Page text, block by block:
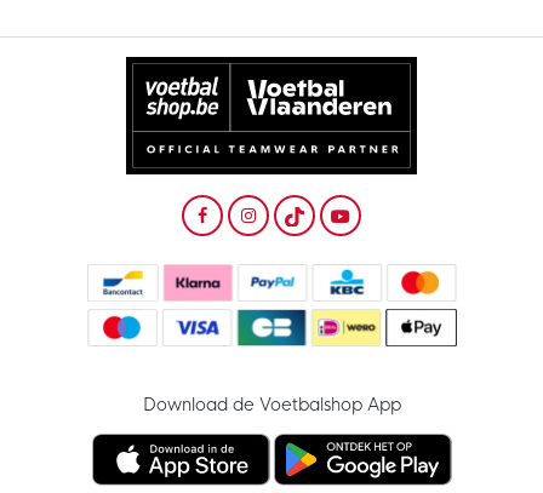
Download de Voetbalshop App